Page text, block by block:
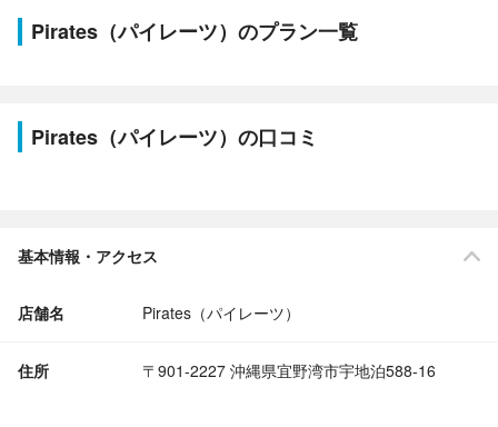
Pirates（パイレーツ）のプラン一覧
Pirates（パイレーツ）の口コミ
基本情報・アクセス
店舗名 Pirates（パイレーツ）
住所 〒901-2227 沖縄県宜野湾市宇地泊588-16